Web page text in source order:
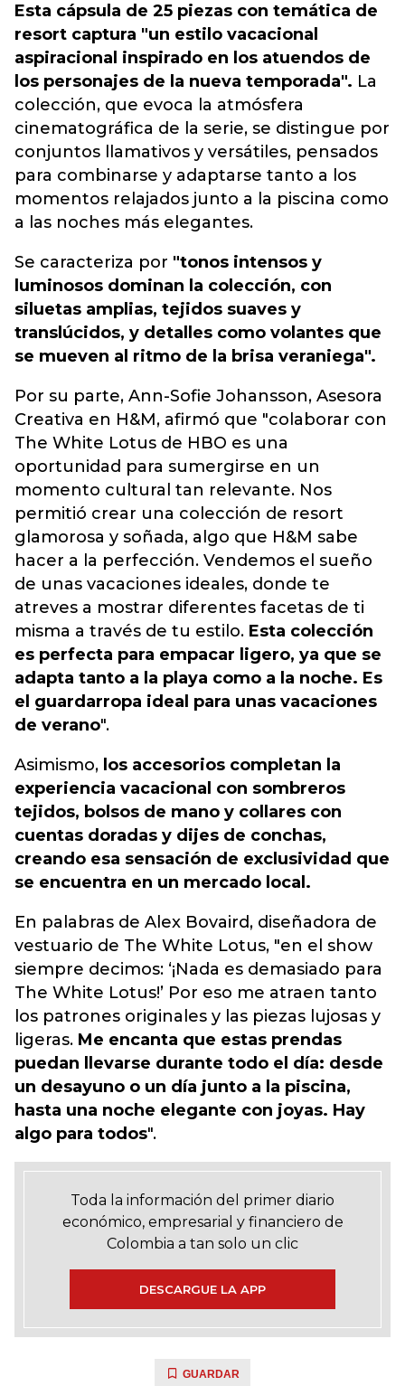
Esta cápsula de 25 piezas con temática de
resort captura "un estilo vacacional
aspiracional inspirado en los atuendos de
los personajes de la nueva temporada". La
colección, que evoca la atmósfera
cinematográfica de la serie, se distingue por
conjuntos llamativos y versátiles, pensados
para combinarse y adaptarse tanto a los
momentos relajados junto a la piscina como
a las noches más elegantes.
Se caracteriza por "tonos intensos y
luminosos dominan la colección, con
siluetas amplias, tejidos suaves y
translúcidos, y detalles como volantes que
se mueven al ritmo de la brisa veraniega".
Por su parte, Ann-Sofie Johansson, Asesora
Creativa en H&M, afirmó que "colaborar con
The White Lotus de HBO es una
oportunidad para sumergirse en un
momento cultural tan relevante. Nos
permitió crear una colección de resort
glamorosa y soñada, algo que H&M sabe
hacer a la perfección. Vendemos el sueño
de unas vacaciones ideales, donde te
atreves a mostrar diferentes facetas de ti
misma a través de tu estilo. Esta colección
es perfecta para empacar ligero, ya que se
adapta tanto a la playa como a la noche. Es
el guardarropa ideal para unas vacaciones
de verano".
Asimismo, los accesorios completan la
experiencia vacacional con sombreros
tejidos, bolsos de mano y collares con
cuentas doradas y dijes de conchas,
creando esa sensación de exclusividad que
se encuentra en un mercado local.
En palabras de Alex Bovaird, diseñadora de
vestuario de The White Lotus, "en el show
siempre decimos: ‘¡Nada es demasiado para
The White Lotus!’ Por eso me atraen tanto
los patrones originales y las piezas lujosas y
ligeras. Me encanta que estas prendas
puedan llevarse durante todo el día: desde
un desayuno o un día junto a la piscina,
hasta una noche elegante con joyas. Hay
algo para todos".
Toda la información del primer diario
económico, empresarial y financiero de
Colombia a tan solo un clic
DESCARGUE LA APP
GUARDAR